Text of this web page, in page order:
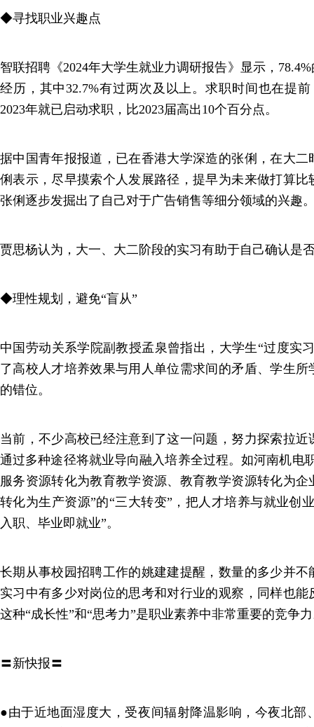
◆寻找职业兴趣点
智联招聘《2024年大学生就业力调研报告》显示，
经历，其中32.7%有过两次及以上。求职时间也在提前
2023年就已启动求职，比2023届高出10个百分点。
据中国青年报报道，已在香港大学深造的张俐，在大
俐表示，尽早摸索个人发展路径，提早为未来做打算
张俐逐步发掘出了自己对于广告销售等细分领域的兴趣
贾思杨认为，大一、大二阶段的实习有助于自己确认是
◆理性规划，避免“盲从”
中国劳动关系学院副教授孟泉曾指出，大学生“过度实
了高校人才培养效果与用人单位需求间的矛盾、学生
的错位。
当前，不少高校已经注意到了这一问题，努力探索拉
通过多种途径将就业导向融入培养全过程。如河南机电
服务资源转化为教育教学资源、教育教学资源转化为
转化为生产资源”的“三大转变”，把人才培养与就业创
入职、毕业即就业”。
长期从事校园招聘工作的姚建建提醒，数量的多少并
实习中有多少对岗位的思考和对行业的观察，同样也
这种“成长性”和“思考力”是职业素养中非常重要的竞争
〓新快报〓
●由于近地面湿度大，受夜间辐射降温影响，今夜北部